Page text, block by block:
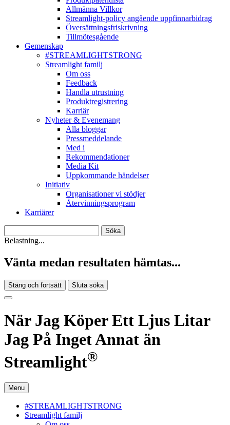
Allmänna Villkor
Streamlight-policy angående uppfinnarbidrag
Översättningsfriskrivning
Tillmötesgående
Gemenskap
#STREAMLIGHTSTRONG
Streamlight familj
Om oss
Feedback
Handla utrustning
Produktregistrering
Karriär
Nyheter & Evenemang
Alla bloggar
Pressmeddelande
Med i
Rekommendationer
Media Kit
Uppkommande händelser
Initiativ
Organisationer vi stödjer
Återvinningsprogram
Karriärer
Belastning...
Vänta medan resultaten hämtas...
Stäng och fortsätt Sluta söka
När Jag Köper Ett Ljus Litar
Jag På Inget Annat än
Streamlight®
Menu
#STREAMLIGHTSTRONG
Streamlight familj